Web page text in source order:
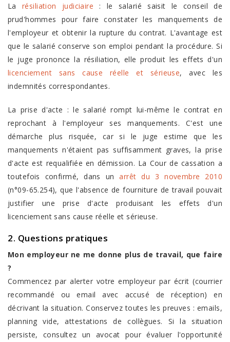
Larésiliation judiciaire : le salarié saisit le conseil de
prud'hommes pour faire constater les manquements de
l'employeur et obtenir la rupture du contrat. L'avantage est
que le salarié conserve son emploi pendant la procédure. Si
le juge prononce la résiliation, elle produit les effets d'un
licenciement sans cause réelle et sérieuse, avec les
indemnités correspondantes.
La prise d'acte : le salarié rompt lui-même le contrat en
reprochant à l'employeur ses manquements. C'est une
démarche plus risquée, car si le juge estime que les
manquements n'étaient pas suffisamment graves, la prise
d'acte est requalifiée en démission. La Cour de cassation a
toutefois confirmé, dans unarrêt du 3 novembre 2010
(n°09-65.254), que l'absence de fourniture de travail pouvait
justifier une prise d'acte produisant les effets d'un
licenciement sans cause réelle et sérieuse.
2. Questions pratiques
Mon employeur ne me donne plus de travail, que faire
?
Commencez par alerter votre employeur par écrit (courrier
recommandé ou email avec accusé de réception) en
décrivant la situation. Conservez toutes les preuves : emails,
planning vide, attestations de collègues. Si la situation
persiste, consultez un avocat pour évaluer l'opportunité